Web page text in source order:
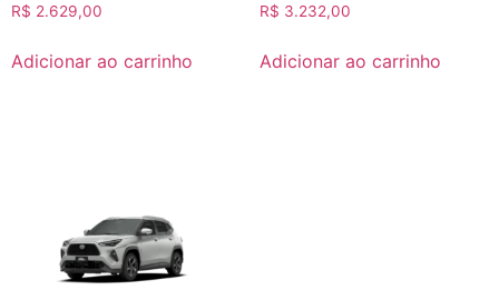
R$ 2.629,00
Adicionar ao carrinho
R$ 3.232,00
Adicionar ao carrinho